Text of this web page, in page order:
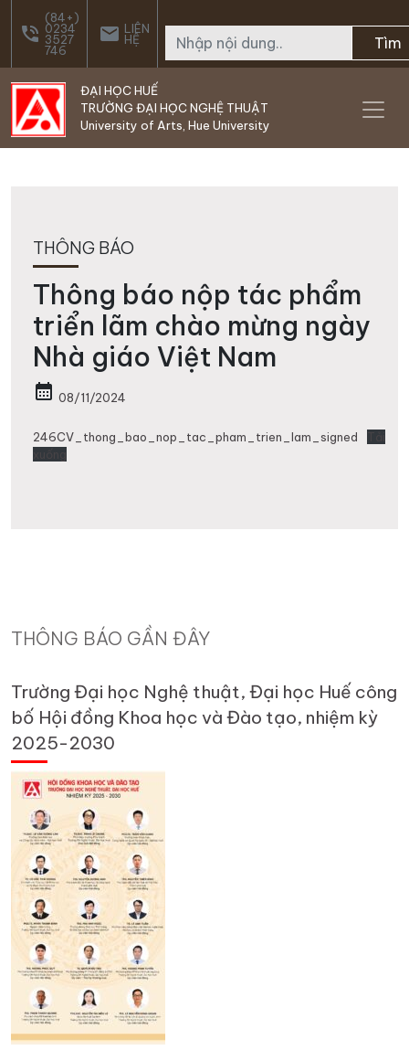
Skip to main content
phone_in_talk
(84+)
0234
3527
746
email LIÊN
HỆ Tìm
ĐẠI HỌC HUẾ
TRƯỜNG ĐẠI HỌC NGHỆ THUẬT
University of Arts, Hue University
THÔNG BÁO
Thông báo nộp tác phẩm
triển lãm chào mừng ngày
Nhà giáo Việt Nam
calendar_month 08/11/2024
246CV_thong_bao_nop_tac_pham_trien_lam_signed
THÔNG BÁO GẦN ĐÂY
Trường Đại học Nghệ thuật, Đại học Huế công
bố Hội đồng Khoa học và Đào tạo, nhiệm kỳ
2025-2030